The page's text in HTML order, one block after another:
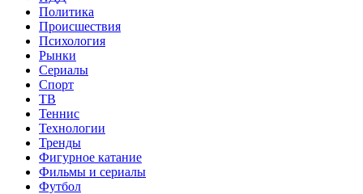
Политика
Происшествия
Психология
Рынки
Сериалы
Спорт
ТВ
Теннис
Технологии
Тренды
Фигурное катание
Фильмы и сериалы
Футбол